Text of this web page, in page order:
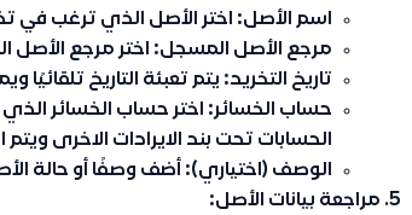
اسم الأصل: اختر الأصل الذي ترغب في
مرجع الأصل المسجل: اختر مرجع الأصل
تاريخ التخريد: يتم تعبئة التاريخ تلقائيًا
حساب الخسائر : اختر حساب الخسائر
الحسابات تحت بند الايرادات الاخرى ويتم
الوصف (اختياري): أضف وصفًا أو حالة
مراجعة بيانات الأصل: